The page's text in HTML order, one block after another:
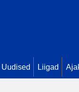
Uudised Liigad